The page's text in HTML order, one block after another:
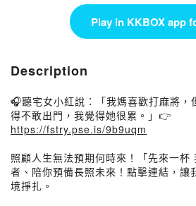
Play in KKBOX app
Description
🎧聽宅女小紅說：「我媽喜歡打麻將，
得不敢出門，我覺得她很累。」👉
https://fstry.pse.is/9b9uqm
照顧人生無法預期何時來！「先來一杯
者、陪你預備長照未來！點擊連結，讓
境掙扎。